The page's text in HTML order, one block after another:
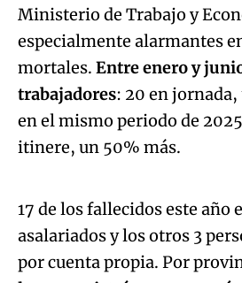
Ministerio de Trabajo y
especialmente alarmantes
mortales. Entre enero y
trabajadores: 20 en jornada,
en el mismo periodo de
itinere, un 50% más.Algo salió
Try again
17 de los fallecidos este año
asalariados y los otros 3
por cuenta propia. Por